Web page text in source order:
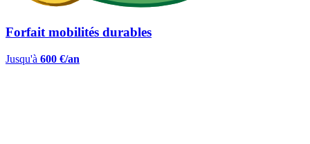
Forfait mobilités durables
Jusqu'à 600 €/an